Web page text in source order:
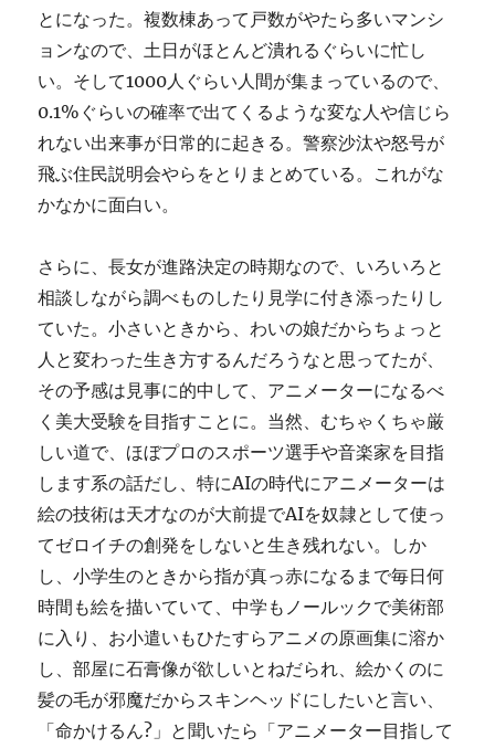
とになった。複数棟あって戸数がやたら多いマンシ
ョンなので、土日がほとんど潰れるぐらいに忙し
い。そして1000人ぐらい人間が集まっているので、
0.1%ぐらいの確率で出てくるような変な人や信じら
れない出来事が日常的に起きる。警察沙汰や怒号が
飛ぶ住民説明会やらをとりまとめている。これがな
かなかに面白い。
さらに、長女が進路決定の時期なので、いろいろと
相談しながら調べものしたり見学に付き添ったりし
ていた。小さいときから、わいの娘だからちょっと
人と変わった生き方するんだろうなと思ってたが、
その予感は見事に的中して、アニメーターになるべ
く美大受験を目指すことに。当然、むちゃくちゃ厳
しい道で、ほぼプロのスポーツ選手や音楽家を目指
します系の話だし、特にAIの時代にアニメーターは
絵の技術は天才なのが大前提でAIを奴隷として使っ
てゼロイチの創発をしないと生き残れない。しか
し、小学生のときから指が真っ赤になるまで毎日何
時間も絵を描いていて、中学もノールックで美術部
に入り、お小遣いもひたすらアニメの原画集に溶か
し、部屋に石膏像が欲しいとねだられ、絵かくのに
髪の毛が邪魔だからスキンヘッドにしたいと言い、
「命かけるん?」と聞いたら「アニメーター目指して